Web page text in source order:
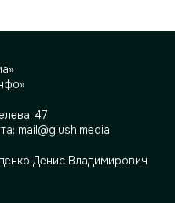
47
mail@glush.media
Денис Владимирович